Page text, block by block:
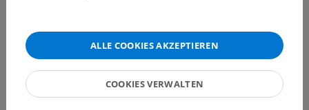
Anatomie des Menschen 1
Anatomie des Menschen
ALLE COOKIES AKZEPTIEREN
COOKIES VERWALTEN